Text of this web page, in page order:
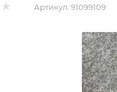
Артикул: 91099109